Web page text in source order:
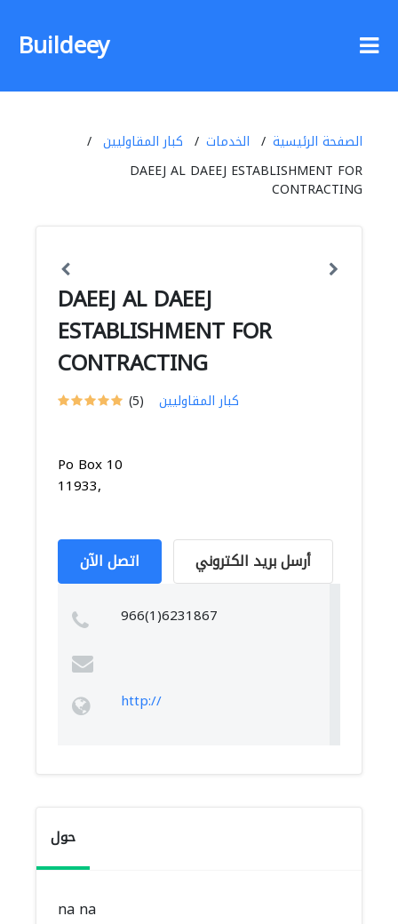
Buildeey
الصفحة الرئيسية الخدمات
كبار المقاوليين
DAEEJ AL DAEEJ ESTABLISHMENT FOR
CONTRACTING
DAEEJ AL DAEEJ
ESTABLISHMENT FOR
CONTRACTING
(5) كبار المقاوليين
Po Box 10
11933,
اتصل الآن أرسل بريد الكتروني
966(1)6231867
http://
حول
na na